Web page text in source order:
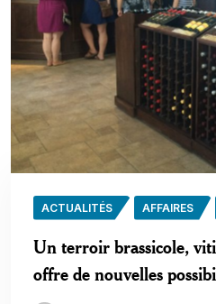
ACTUALITÉS AFFAIRES
Un terroir brassicole,
offre de nouvelles